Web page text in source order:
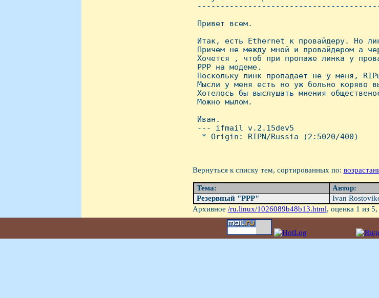
Привет всем.
Итак, есть Ethernet к провайдеру. Hо
Причем не между мной и провайдером а
Хочется , чтоб при пропаже линка у
PPP на модеме.
Поскольку линк пропадает не у меня,
Мысли у меня есть но уж больно коряво
Хотелось бы выслушать мнения
Можно мылом.
Иван.
--- ifmail v.2.15dev5
  * Origin: RIPN/Russia (2:5020/400)
Вернуться к списку тем, сортированных по:
Тема: Автор:
Резервный "PPP"
Ivan
Архивное /ru.linux/1026089b48b13.html, оценка 1 из 5,